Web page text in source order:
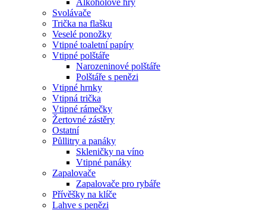
Svolávače
Trička na flašku
Veselé ponožky
Vtipné toaletní papíry
Vtipné polštáře
Narozeninové polštáře
Polštáře s penězi
Vtipné hrnky
Vtipná trička
Vtipné rámečky
Žertovné zástěry
Ostatní
Půllitry a panáky
Skleničky na víno
Vtipné panáky
Zapalovače
Zapalovače pro rybáře
Přívěšky na klíče
Lahve s penězi